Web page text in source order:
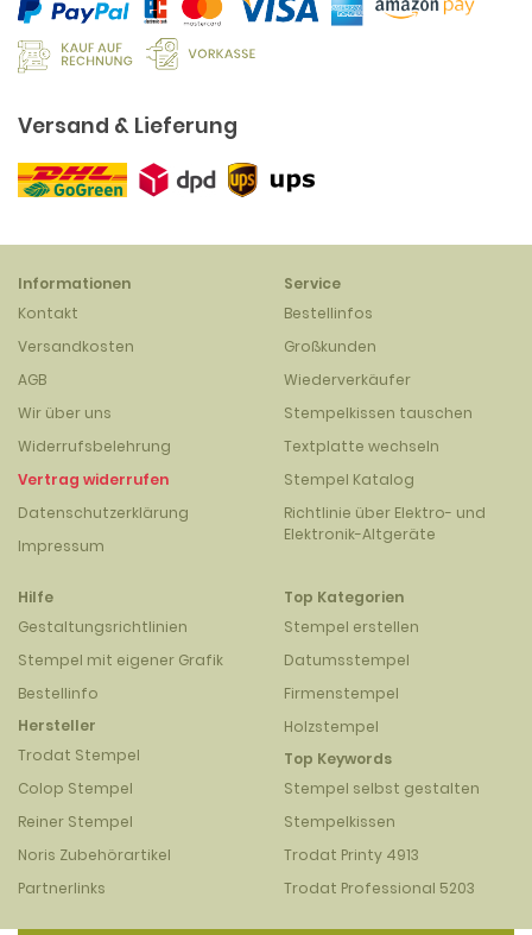
Versand & Lieferung
Informationen
Kontakt
Versandkosten
AGB
Wir über uns
Widerrufsbelehrung
Vertrag widerrufen
Datenschutzerklärung
Impressum
Service
Bestellinfos
Großkunden
Wiederverkäufer
Stempelkissen tauschen
Textplatte wechseln
Stempel Katalog
Richtlinie über Elektro- und
Elektronik-Altgeräte
Hilfe
Gestaltungsrichtlinien
Stempel mit eigener Grafik
Bestellinfo
Hersteller
Trodat Stempel
Colop Stempel
Reiner Stempel
Noris Zubehörartikel
Partnerlinks
Top Kategorien
Stempel erstellen
Datumsstempel
Firmenstempel
Holzstempel
Top Keywords
Stempel selbst gestalten
Stempelkissen
Trodat Printy 4913
Trodat Professional 5203